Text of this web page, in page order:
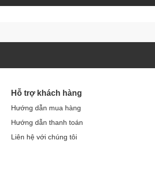
Hỗ trợ khách hàng
Hướng dẫn mua hàng
Hướng dẫn thanh toán
Liên hệ với chúng tôi